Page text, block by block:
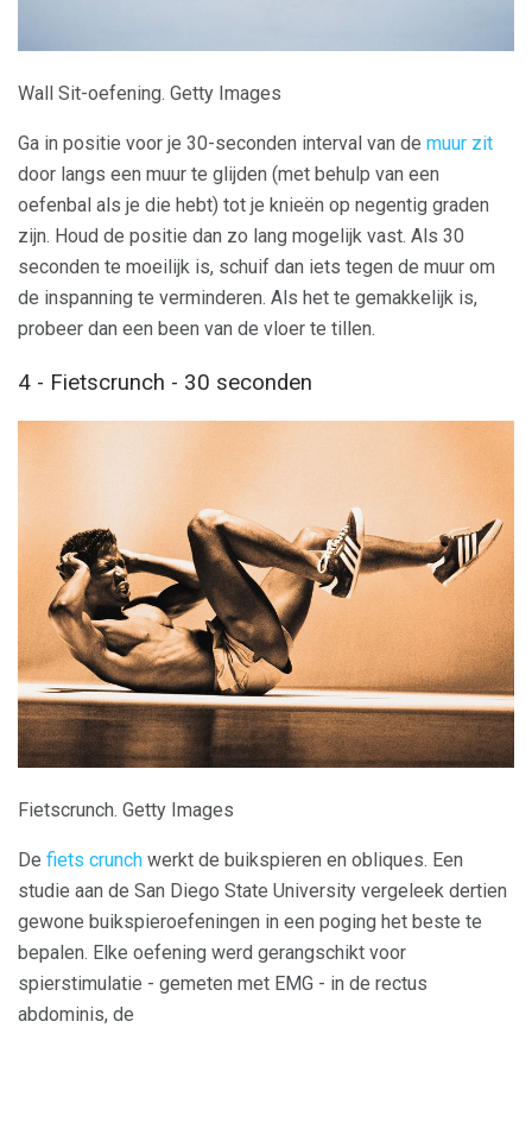
Wall Sit-oefening. Getty Images
Ga in positie voor je 30-seconden interval van de muur zit
door langs een muur te glijden (met behulp van een
oefenbal als je die hebt) tot je knieën op negentig graden
zijn. Houd de positie dan zo lang mogelijk vast. Als 30
seconden te moeilijk is, schuif dan iets tegen de muur om
de inspanning te verminderen. Als het te gemakkelijk is,
probeer dan een been van de vloer te tillen.
4 - Fietscrunch - 30 seconden
Fietscrunch. Getty Images
De fiets crunch werkt de buikspieren en obliques. Een
studie aan de San Diego State University vergeleek dertien
gewone buikspieroefeningen in een poging het beste te
bepalen. Elke oefening werd gerangschikt voor
spierstimulatie - gemeten met EMG - in de rectus
abdominis, de